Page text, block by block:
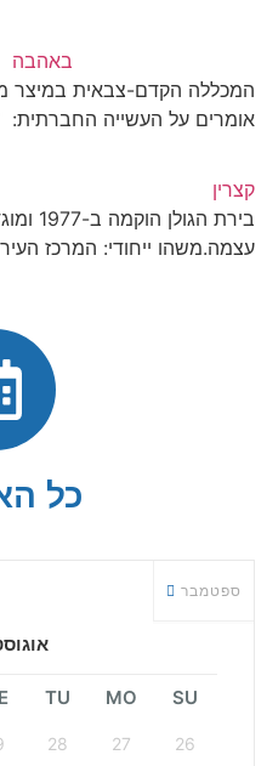
באהבה
המכללה הקדם-צבאית במיצר
אומרים על העשייה
קצרין
בירת
עצמה.משהו ייחודי: המרכז העירוני
כל
אוגוסט
ספטמבר
SU
MO
TU
26
27
28